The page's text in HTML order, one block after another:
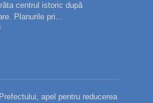
centrul istoric după
Planurile pri...
apel pentru reducerea